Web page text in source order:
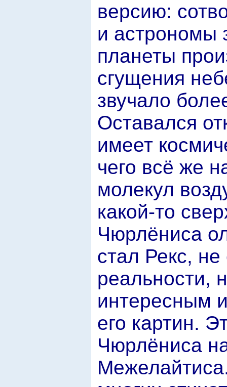
версию:
и астрономы
планеты
сгущения
звучало
Оставался
имеет
чего всё же
молекул
какой-то
Чюрлёниса
стал Рекс,
реальности,
интересным
его картин.
Чюрлёниса